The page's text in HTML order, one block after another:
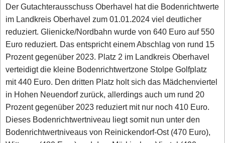
Der Gutachterausschuss Oberhavel hat die Bodenrichtwerte
im Landkreis Oberhavel zum 01.01.2024 viel deutlicher
reduziert. Glienicke/Nordbahn wurde von 640 Euro auf 550
Euro reduziert. Das entspricht einem Abschlag von rund 15
Prozent gegenüber 2023. Platz 2 im Landkreis Oberhavel
verteidigt die kleine Bodenrichtwertzone Stolpe Golfplatz
mit 440 Euro. Den dritten Platz holt sich das Mädchenviertel
in Hohen Neuendorf zurück, allerdings auch um rund 20
Prozent gegenüber 2023 reduziert mit nur noch 410 Euro.
Dieses Bodenrichtwertniveau liegt somit nun unter den
Bodenrichtwertniveaus von Reinickendorf-Ost (470 Euro),